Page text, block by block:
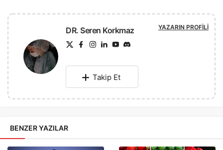
DR. Seren Korkmaz YAZARIN PROFILI
Takip Et
BENZER YAZILAR